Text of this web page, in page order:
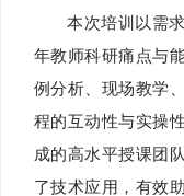
本次培训以需
年教师科研痛点与
例分析、现场教学
程的互动性与实操
成的高水平授课团
了技术应用，有效